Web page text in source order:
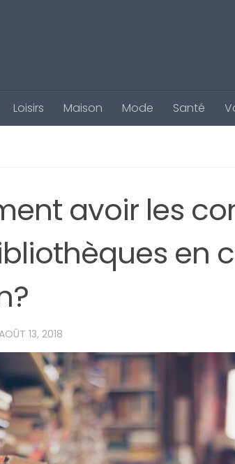
Loisirs Maison Mode Santé
avoir les
en
13, 2018